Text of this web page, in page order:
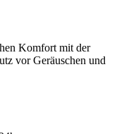
Komfort mit der
vor Geräuschen und